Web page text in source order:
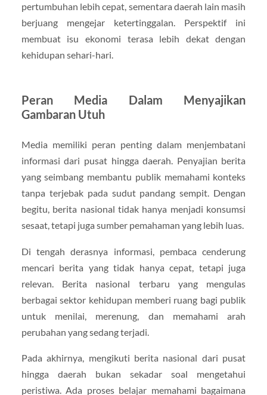
pertumbuhan lebih cepat, sementara daerah lain masih
berjuang mengejar ketertinggalan. Perspektif ini
membuat isu ekonomi terasa lebih dekat dengan
kehidupan sehari-hari.
Peran Media Dalam Menyajikan
Gambaran Utuh
Media memiliki peran penting dalam menjembatani
informasi dari pusat hingga daerah. Penyajian berita
yang seimbang membantu publik memahami konteks
tanpa terjebak pada sudut pandang sempit. Dengan
begitu, berita nasional tidak hanya menjadi konsumsi
sesaat, tetapi juga sumber pemahaman yang lebih luas.
Di tengah derasnya informasi, pembaca cenderung
mencari berita yang tidak hanya cepat, tetapi juga
relevan. Berita nasional terbaru yang mengulas
berbagai sektor kehidupan memberi ruang bagi publik
untuk menilai, merenung, dan memahami arah
perubahan yang sedang terjadi.
Pada akhirnya, mengikuti berita nasional dari pusat
hingga daerah bukan sekadar soal mengetahui
peristiwa. Ada proses belajar memahami bagaimana